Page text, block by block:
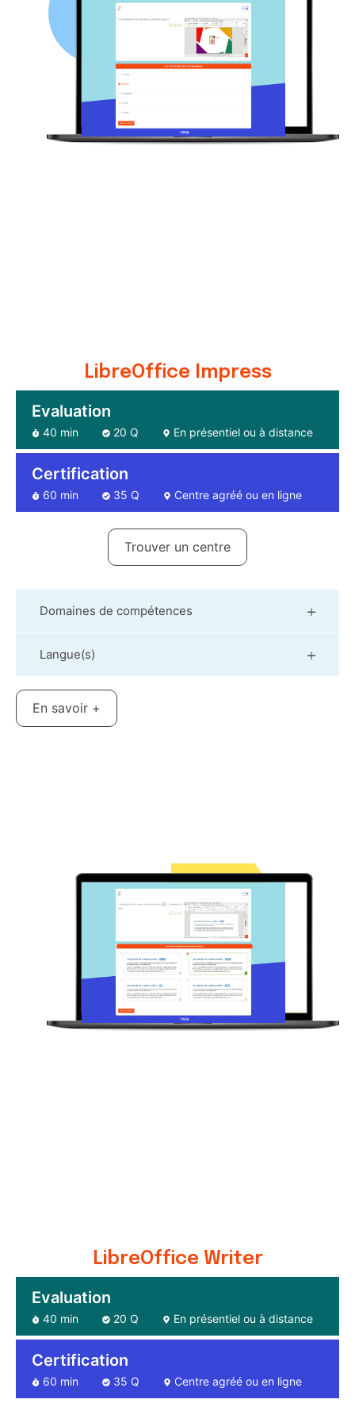
LibreOffice Impress
Evaluation
40 min 20 Q En présentiel ou à distance
Certification
60 min 35 Q Centre agréé ou en ligne
Trouver un centre
Domaines de compétences
Langue(s)
En savoir +
LibreOffice Writer
Evaluation
40 min 20 Q En présentiel ou à distance
Certification
60 min 35 Q Centre agréé ou en ligne